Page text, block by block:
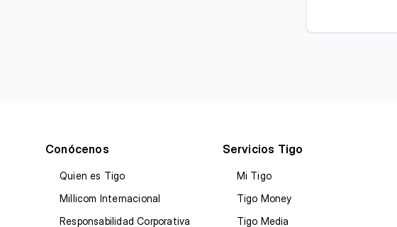
Conócenos
Quien es Tigo
Millicom Internacional
Responsabilidad Corporativa
Servicios Tigo
Mi Tigo
Tigo Money
Tigo Media